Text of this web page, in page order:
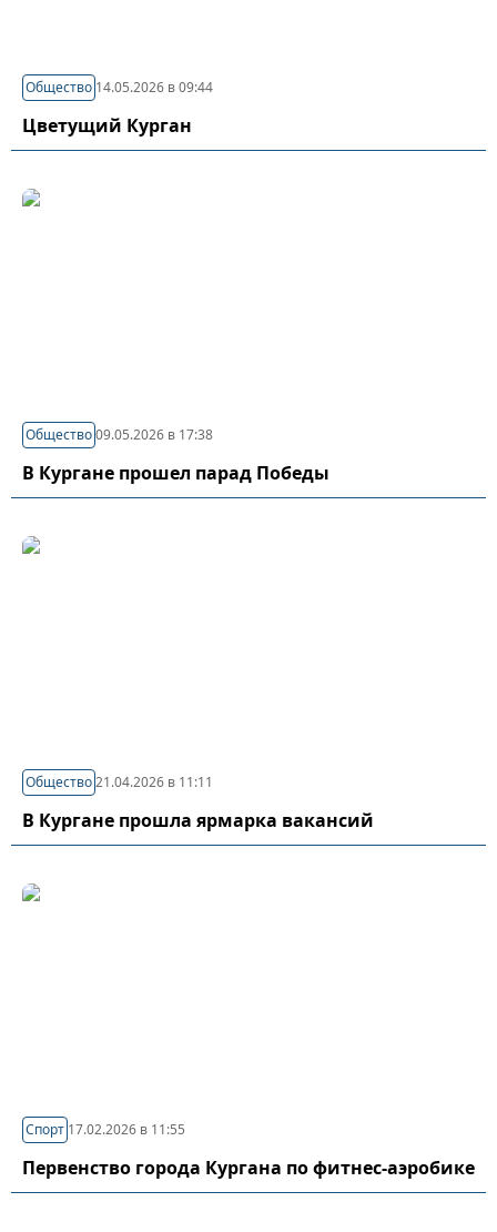
Общество 14.05.2026 в 09:44
Цветущий Курган
Общество09.05.2026 в 17:38
В Кургане прошел парад Победы
Общество21.04.2026 в 11:11
В Кургане прошла ярмарка вакансий
Спорт 17.02.2026 в 11:55
Первенство города Кургана по фитнес-аэробике